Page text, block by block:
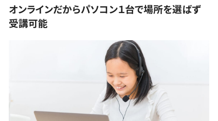
オンラインだからパソコン１台で場所を選ばず
受講可能